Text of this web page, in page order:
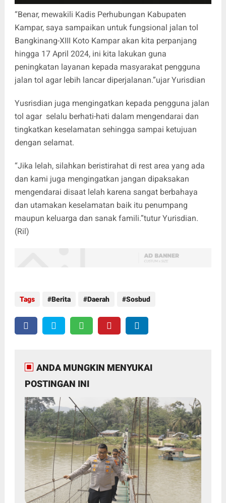
“Benar, mewakili Kadis Perhubungan Kabupaten
Kampar, saya sampaikan untuk fungsional jalan tol
Bangkinang-XIII Koto Kampar akan kita perpanjang
hingga 17 April 2024, ini kita lakukan guna
peningkatan layanan kepada masyarakat pengguna
jalan tol agar lebih lancar diperjalanan.”ujar Yurisdian
Yusrisdian juga mengingatkan kepada pengguna jalan
tol agar selalu berhati-hati dalam mengendarai dan
tingkatkan keselamatan sehingga sampai ketujuan
dengan selamat.
“Jika lelah, silahkan beristirahat di rest area yang ada
dan kami juga mengingatkan jangan dipaksakan
mengendarai disaat lelah karena sangat berbahaya
dan utamakan keselamatan baik itu penumpang
maupun keluarga dan sanak famili.”tutur Yurisdian.
(Ril)
Tags Berita Daerah Sosbud
ANDA MUNGKIN MENYUKAI
POSTINGAN INI